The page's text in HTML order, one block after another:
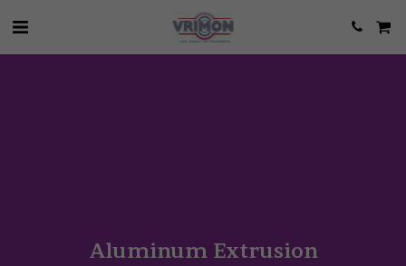
Aluminum Extrusion